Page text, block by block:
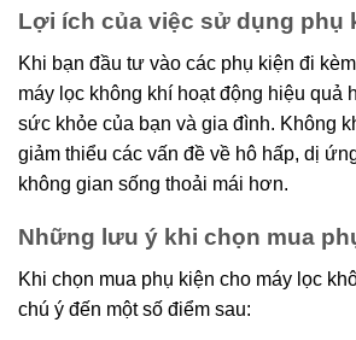
Lợi ích của việc sử dụng phụ
Khi bạn đầu tư vào các phụ kiện đi
máy lọc không khí hoạt động hiệu quả
sức khỏe của bạn và gia đình. Không
giảm thiểu các vấn đề về hô hấp, dị
không gian sống thoải mái hơn.
Những lưu ý khi chọn mua
Khi chọn mua phụ kiện cho máy lọc
chú ý đến một số điểm sau: